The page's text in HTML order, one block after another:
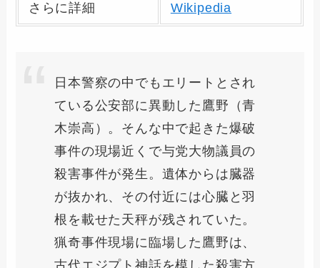
さらに詳細 Wikipedia
日本警察の中でもエリートとされ
ている公安部に異動した鷹野（青
木崇高）。そんな中で起きた爆破
事件の現場近くで与党大物議員の
殺害事件が発生。遺体からは臓器
が抜かれ、その付近には心臓と羽
根を載せた天秤が残されていた。
猟奇事件現場に臨場した鷹野は、